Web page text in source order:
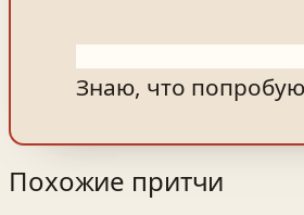
Знаю, что
Похожие притчи